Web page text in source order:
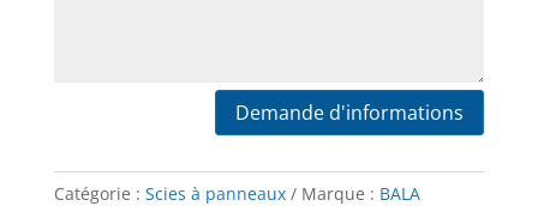
Demande d'informations
Catégorie : Scies à panneaux Marque : BALA